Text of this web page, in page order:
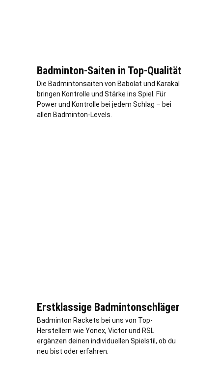
Badminton-Saiten in Top-Qualität
Die Badmintonsaiten von Babolat und Karakal
bringen Kontrolle und Stärke ins Spiel. Für
Power und Kontrolle bei jedem Schlag – bei
allen Badminton-Levels.
Erstklassige Badmintonschläger
Badminton Rackets bei uns von Top-
Herstellern wie Yonex, Victor und RSL
ergänzen deinen individuellen Spielstil, ob du
neu bist oder erfahren.